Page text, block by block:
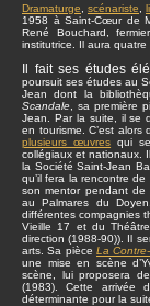
Dramaturge scénariste
1958 à Saint-Cœur de
René Bouchard,
institutrice. Il aura
Il fait ses études
poursuit ses études au
Jean dont la
Scandale , sa première
Jean. Par la suite, il se
en tourisme. C’est alors
plusieurs œuvres qui
collégiaux et nationaux.
la Société Saint-Jean
qu’il fera la rencontre
son mentor pendant de
au Palmares du
différentes compagnies
Vieille 17 et du
direction (1988-90)). Il
arts. Sa pièce La
une mise en scène
scène, lui proposera
(1983). Cette arrivée
déterminante pour la